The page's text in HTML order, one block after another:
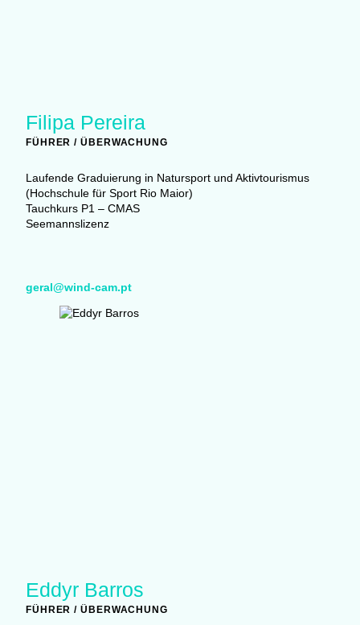
Filipa Pereira
FÜHRER / ÜBERWACHUNG
Laufende Graduierung in Natursport und Aktivtourismus
(Hochschule für Sport Rio Maior)
Tauchkurs P1 – CMAS
Seemannslizenz
geral@wind-cam.pt
Eddyr Barros
FÜHRER / ÜBERWACHUNG